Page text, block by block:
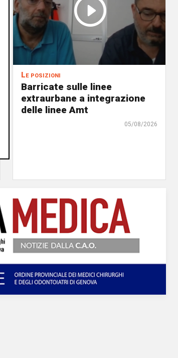
Le posizioni
Barricate sulle linee
extraurbane a integrazione
delle linee Amt
05/08/2026